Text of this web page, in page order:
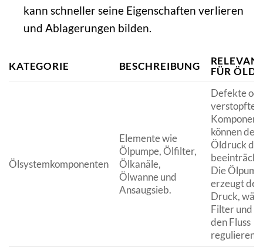
kann schneller seine Eigenschaften verlieren
und Ablagerungen bilden.
KATEGORIE BESCHREIBUNG
FÜR
Ölsystemkomponenten
Elemente wie
Ölpumpe, Ölfilter,
Ölkanäle,
Ölwanne und
Ansaugsieb.
Defekte
verstopfte
können den
Öldruck
Die
erzeugt den
Druck,
Filter und
den Fluss
regulieren.